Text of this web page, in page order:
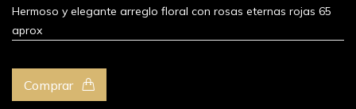
Hermoso y elegante arreglo floral con rosas eternas rojas 65
aprox
Comprar